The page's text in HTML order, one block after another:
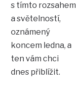
s tímto rozsahem
a světelností,
oznámený
koncem ledna, a
ten vám chci
dnes přiblížit.